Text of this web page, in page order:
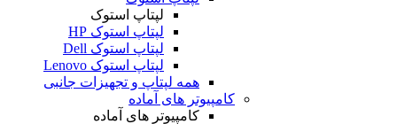
لپتاپ استوک
لپتاپ استوک HP
لپتاپ استوک Dell
لپتاپ استوک Lenovo
همه لپتاپ و تجهیزات جانبی
کامپیوتر های آماده
کامپیوتر های آماده